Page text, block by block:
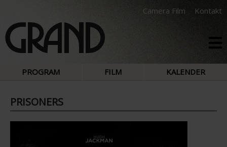
Camera Film Kontakt
PROGRAM FILM KALENDER
PRISONERS